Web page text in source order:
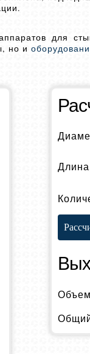
для
но и